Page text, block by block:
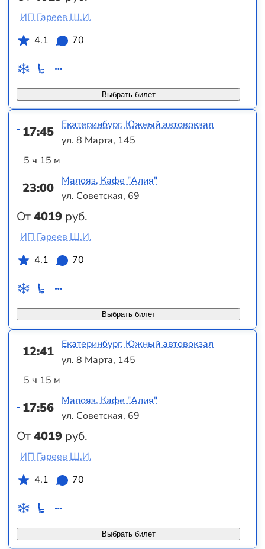
Выбрать билет
ИП Гареев Ш.И.
4.1
70
17:45
5 ч 15 м
23:00
От4019 руб.
Екатеринбург, Южный автовокзал
ул. 8 Марта, 145
Малояз, Кафе "Алия"
ул. Советская, 69
Выбрать билет
ИП Гареев Ш.И.
4.1
70
12:41
5 ч 15 м
17:56
От4019 руб.
Екатеринбург, Южный автовокзал
ул. 8 Марта, 145
Малояз, Кафе "Алия"
ул. Советская, 69
Выбрать билет
ИП Гареев Ш.И.
4.1
70